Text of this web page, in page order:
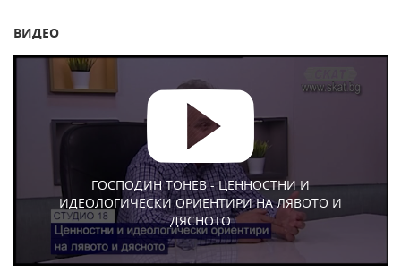
ВИДЕО
ГОСПОДИН ТОНЕВ - ЦЕННОСТНИ И
ИДЕОЛОГИЧЕСКИ ОРИЕНТИРИ НА ЛЯВОТО И
ДЯСНОТО